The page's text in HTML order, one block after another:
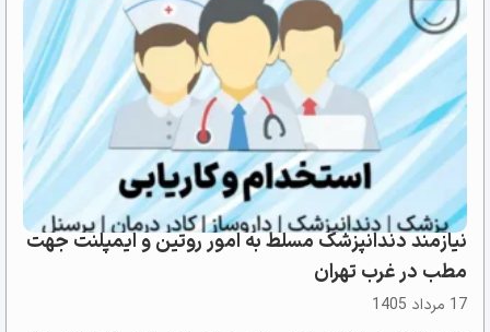
نیازمند دندانپزشک مسلط به امور روتین و ایمپلنت جهت
مطب در غرب تهران
17 مرداد 1405